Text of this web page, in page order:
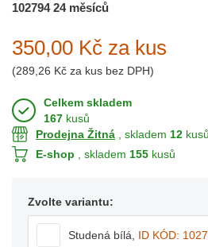
102794 24 měsíců
350,00 Kč za kus
(289,26 Kč za kus bez DPH)
Celkem skladem
167 kusů
Prodejna Žitná , skladem 12 kusů
E-shop , skladem 155 kusů
Zvolte variantu:
Studená bílá, ID KÓD: